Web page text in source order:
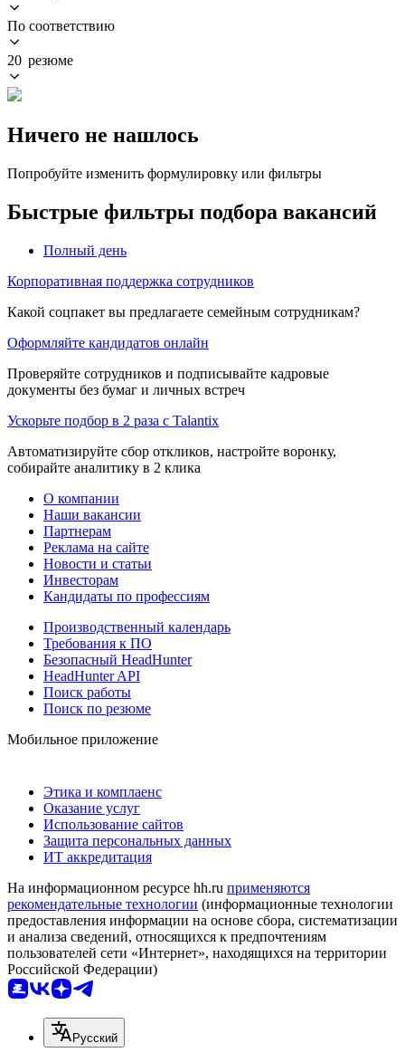
По соответствию
20 резюме
Ничего не нашлось
Попробуйте изменить формулировку или фильтры
Быстрые фильтры подбора вакансий
Полный день
Корпоративная поддержка сотрудников
Какой соцпакет вы предлагаете семейным сотрудникам?
Оформляйте кандидатов онлайн
Проверяйте сотрудников и подписывайте кадровые
документы без бумаг и личных встреч
Ускорьте подбор в 2 раза с Talantix
Автоматизируйте сбор откликов, настройте воронку,
собирайте аналитику в 2 клика
О компании
Наши вакансии
Партнерам
Реклама на сайте
Новости и статьи
Инвесторам
Кандидаты по профессиям
Производственный календарь
Требования к ПО
Безопасный HeadHunter
HeadHunter API
Поиск работы
Поиск по резюме
Мобильное приложение
Этика и комплаенс
Оказание услуг
Использование сайтов
Защита персональных данных
ИТ аккредитация
На информационном ресурсе hh.ru применяются
рекомендательные технологии (информационные технологии
предоставления информации на основе сбора, систематизации
и анализа сведений, относящихся к предпочтениям
пользователей сети «Интернет», находящихся на территории
Российской Федерации)
Русский